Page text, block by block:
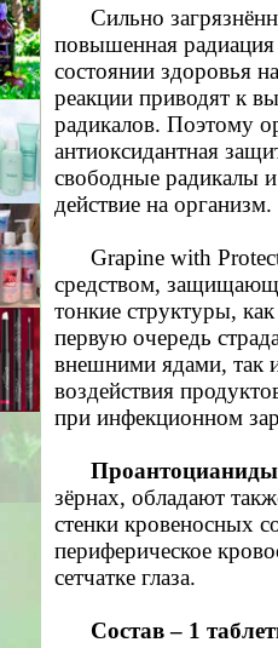
Сильно
повышенная радиация
состоянии здоровья
реакции приводят к
радикалов. Поэтому
антиоксидантная
свободные радикалы
действие на организм.
Grapine with
средством,
тонкие структуры,
первую очередь
внешними ядами, так
воздействия
при инфекционном
Проантоцианиды
зёрнах, обладают
стенки кровеносных
периферическое
сетчатке глаза.
Состав – 1